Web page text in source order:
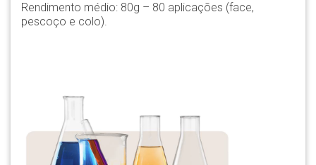
Rendimento médio: 80g – 80 aplicações (face,
pescoço e colo).